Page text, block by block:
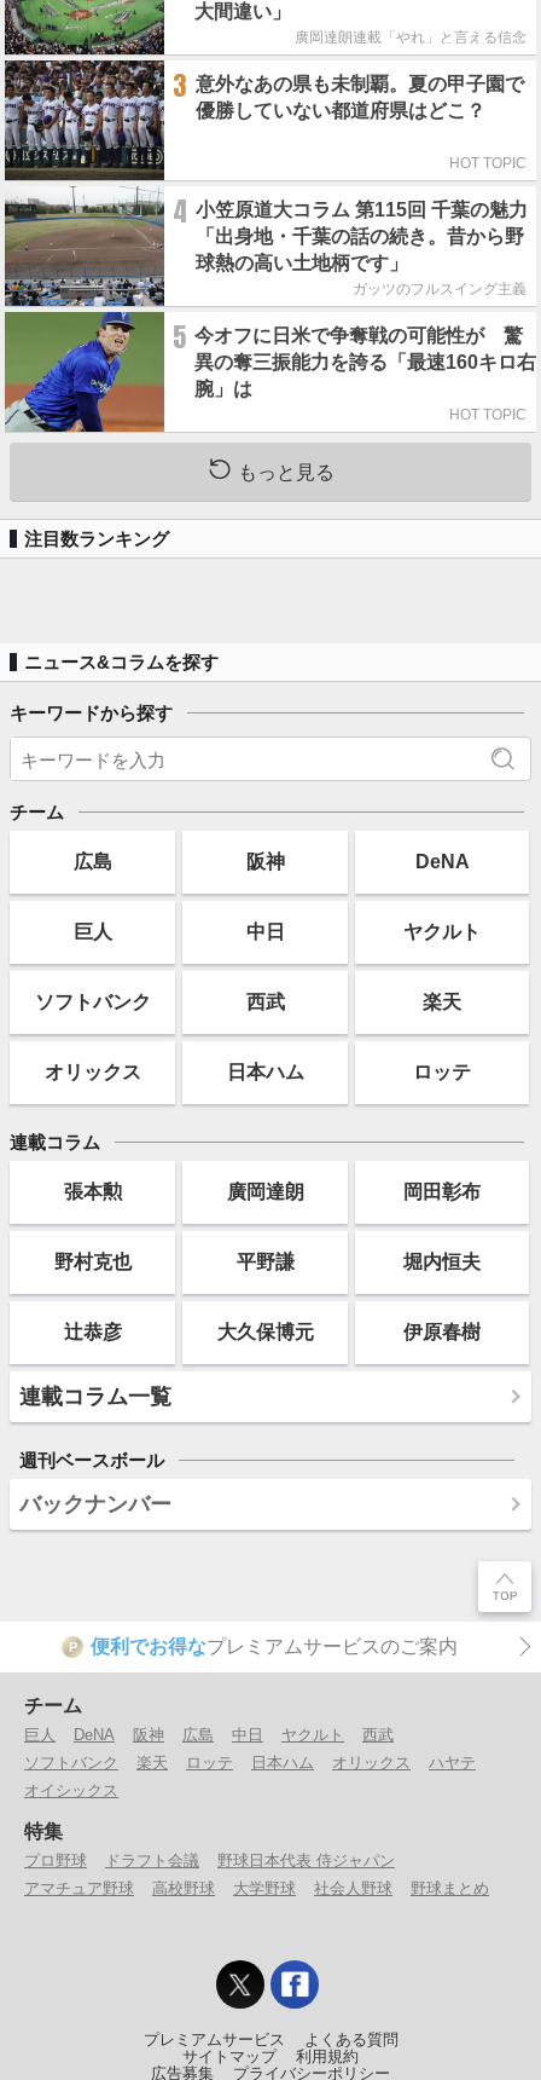
大間違い」
廣岡達朗連載「やれ」と言える信念
3 意外なあの県も未制覇。夏の甲子園で
優勝していない都道府県はどこ？
HOT TOPIC
4 小笠原道大コラム 第115回 千葉の魅力
「出身地・千葉の話の続き。昔から野
球熱の高い土地柄です」
ガッツのフルスイング主義
5 今オフに日米で争奪戦の可能性が 驚
異の奪三振能力を誇る「最速160キロ右
腕」は
HOT TOPIC
もっと見る
注目数ランキング
ニュース&コラムを探す
キーワードから探す
チーム
広島 阪神 DeNA
巨人 中日 ヤクルト
ソフトバンク 西武 楽天
オリックス 日本ハム ロッテ
連載コラム
張本勲 廣岡達朗 岡田彰布
野村克也 平野謙 堀内恒夫
辻恭彦 大久保博元 伊原春樹
連載コラム一覧
週刊ベースボール
バックナンバー
P 便利でお得なプレミアムサービスのご案内
チーム
巨人 DeNA 阪神 広島 中日 ヤクルト
西武
ソフトバンク
楽天 ロッテ 日本ハム オリックス
ハヤテ
オイシックス
特集
プロ野球 ドラフト会議
野球日本代表 侍ジャパン
アマチュア野球
高校野球 大学野球 社会人野球 野球まとめ
プレミアムサービス
よくある質問
サイトマップ
利用規約
広告募集
プライバシーポリシー